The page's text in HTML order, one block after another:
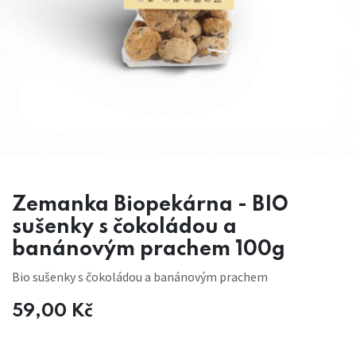
Zemanka Biopekárna - BIO
sušenky s čokoládou a
banánovým prachem 100g
Bio sušenky s čokoládou a banánovým prachem
59,00 Kč